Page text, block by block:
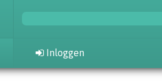
Inloggen